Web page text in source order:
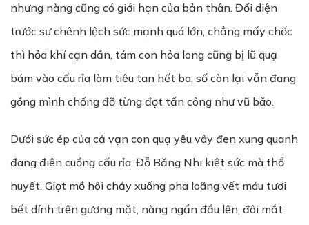
nhưng nàng cũng có giới hạn của bản thân. Đối diện
trước sự chênh lệch sức mạnh quá lớn, chẳng mấy chốc
thì hỏa khí cạn dần, tám con hỏa long cũng bị lũ quạ
bám vào cấu rỉa làm tiêu tan hết ba, số còn lại vẫn đang
gồng mình chống đỡ từng đợt tấn công như vũ bão.
Dưới sức ép của cả vạn con quạ yêu vây đen xung quanh
đang điên cuồng cấu rỉa, Đỗ Băng Nhi kiệt sức mà thổ
huyết. Giọt mồ hôi chảy xuống pha loãng vết máu tươi
bết dính trên gương mặt, nàng ngẩn đầu lên, đôi mắt